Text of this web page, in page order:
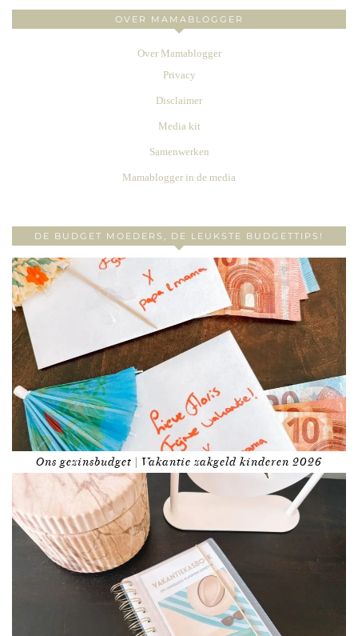
OVER MAMABLOGGER
Over Mamablogger
Privacy
Disclaimer
Media kit
Samenwerken
Mamablogger in de media
DE BUDGET MOEDERS, DE LEUKSTE BUDGETTIPS!
Ons gezinsbudget | Vakantie zakgeld kinderen 2026